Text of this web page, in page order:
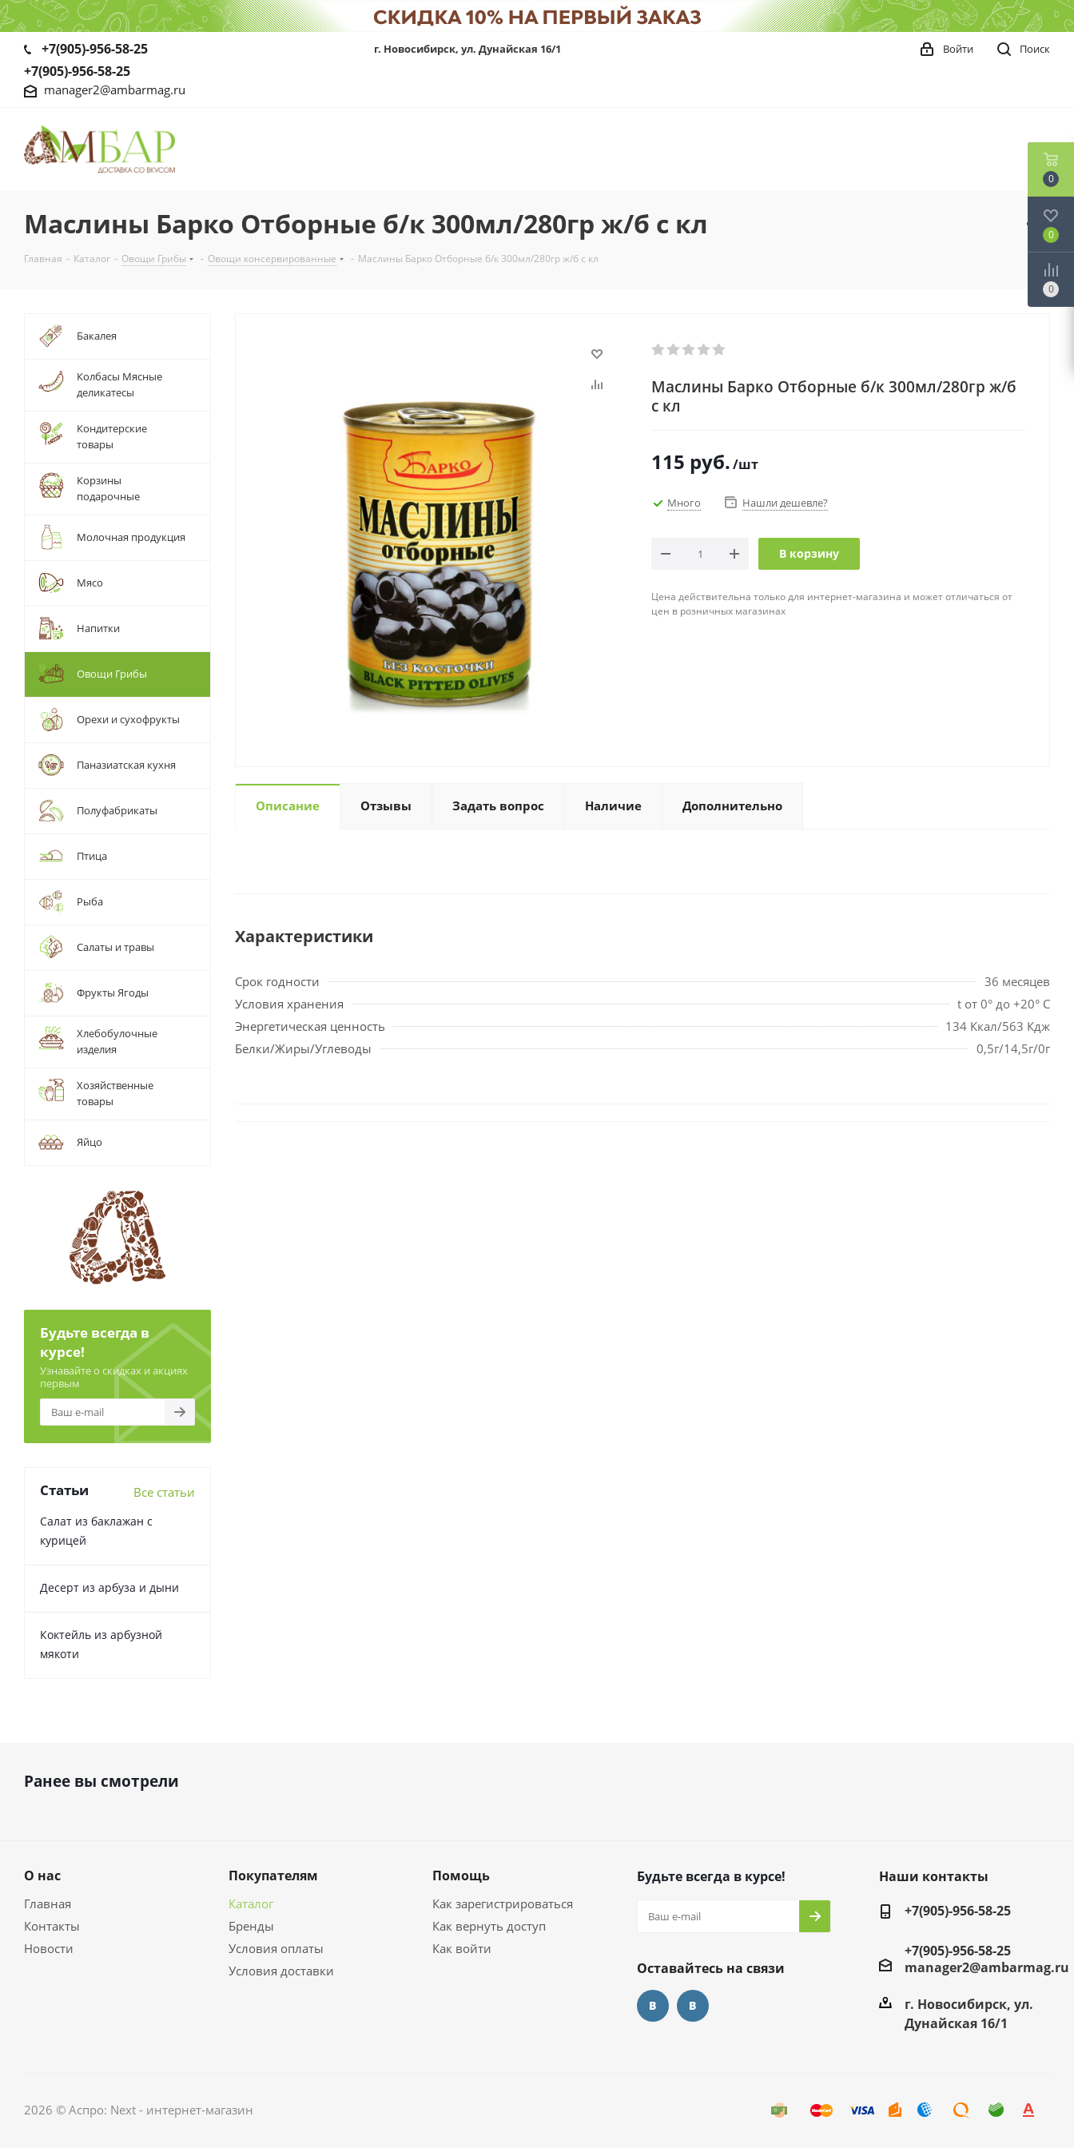
+7(905)-956-58-25
+7(905)-956-58-25
manager2@ambarmag.ru
г. Новосибирск, ул. Дунайская 16/1 Поиск
Войти
Маслины Барко Отборные б/к 300мл/280гр ж/б с кл
Главная - Каталог - Овощи Грибы - Овощи консервированные - Маслины Барко Отборные б/к 300мл/280гр ж/б с кл
Маслины Барко Отборные б/к 300мл/280гр ж/б
с кл
115 руб./шт
Много Нашли дешевле?
В корзину
Цена действительна только для интернет-магазина и может отличаться от
цен в розничных магазинах
Описание Отзывы Задать вопрос Наличие Дополнительно
Характеристики
Срок годности
36 месяцев
Условия хранения
t от 0° до +20° С
Энергетическая ценность
134 Ккал/563 Кдж
Белки/Жиры/Углеводы
0,5г/14,5г/0г
Бакалея
Колбасы Мясные
деликатесы
Кондитерские
товары
Корзины
подарочные
Молочная продукция
Мясо
Напитки
Овощи Грибы
Орехи и сухофрукты
Паназиатская кухня
Полуфабрикаты
Птица
Рыба
Салаты и травы
Фрукты Ягоды
Хлебобулочные
изделия
Хозяйственные
товары
Яйцо
Будьте всегда в
курсе!
Узнавайте о скидках и акциях
первым
Статьи Все статьи
Салат из баклажан с
курицей
Десерт из арбуза и дыни
Коктейль из арбузной
мякоти
Ранее вы смотрели
О нас
Главная
Контакты
Новости
Покупателям
Каталог
Бренды
Условия оплаты
Условия доставки
Помощь
Как зарегистрироваться
Как вернуть доступ
Как войти
Будьте всегда в курсе!
Оставайтесь на связи
Наши контакты
+7(905)-956-58-25
+7(905)-956-58-25
manager2@ambarmag.ru
г. Новосибирск, ул.
Дунайская 16/1
2026 © Аспро: Next - интернет-магазин
0
0
0